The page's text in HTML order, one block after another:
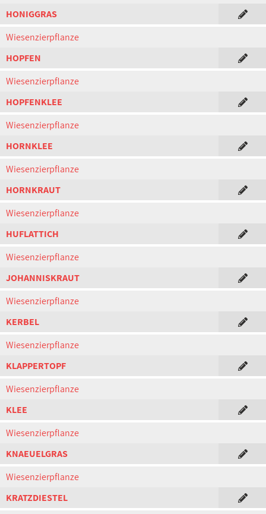
HONIGGRAS
Wiesenzierpflanze
HOPFEN
Wiesenzierpflanze
HOPFENKLEE
Wiesenzierpflanze
HORNKLEE
Wiesenzierpflanze
HORNKRAUT
Wiesenzierpflanze
HUFLATTICH
Wiesenzierpflanze
JOHANNISKRAUT
Wiesenzierpflanze
KERBEL
Wiesenzierpflanze
KLAPPERTOPF
Wiesenzierpflanze
KLEE
Wiesenzierpflanze
KNAEUELGRAS
Wiesenzierpflanze
KRATZDIESTEL